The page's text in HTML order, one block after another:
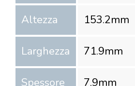
Altezza 153.2mm
Larghezza 71.9mm
Spessore 7.9mm